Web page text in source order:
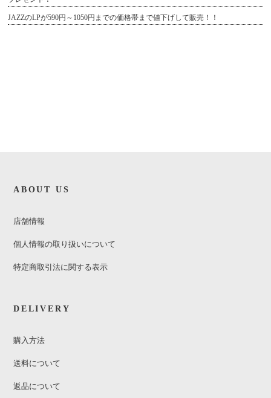
JAZZのLPが590円～1050円までの価格帯まで値下げして販売！！
ABOUT US
店舗情報
個人情報の取り扱いについて
特定商取引法に関する表示
DELIVERY
購入方法
送料について
返品について